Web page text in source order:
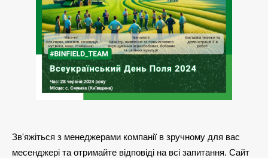
Зв'яжіться з менеджерами компанії в зручному для вас
месенджері та отримайте відповіді на всі запитання. Сайт